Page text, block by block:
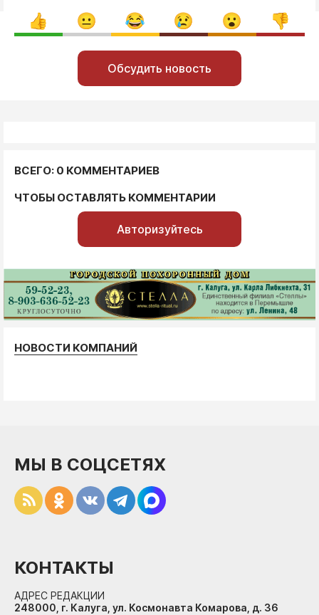
Обсудить новость
ВСЕГО: 0 КОММЕНТАРИЕВ
ЧТОБЫ ОСТАВЛЯТЬ КОММЕНТАРИИ
Авторизуйтесь
НОВОСТИ КОМПАНИЙ
МЫ В СОЦСЕТЯХ
КОНТАКТЫ
АДРЕС РЕДАКЦИИ
248000, г. Калуга, ул. Космонавта Комарова, д. 36